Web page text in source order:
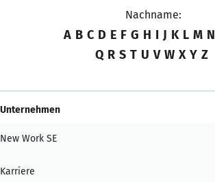
Nachname:
A B C D E F G H I J K L M N
Q R S T U V W X Y Z
Unternehmen
New Work SE
Karriere